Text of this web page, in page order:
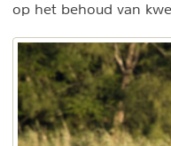
op het behoud van